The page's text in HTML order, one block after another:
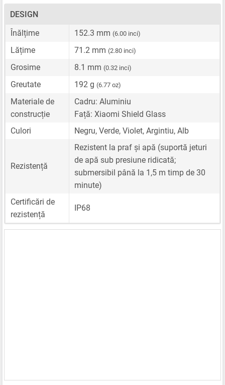
DESIGN
Înălțime
152.3 mm (6.00 inci)
Lățime 71.2 mm (2.80 inci)
Grosime 8.1 mm (0.32 inci)
Greutate 192 g (6.77 oz)
Materiale de
construcție
Cadru: Aluminiu
Față: Xiaomi Shield Glass
Culori
Negru, Verde, Violet, Argintiu, Alb
Rezistență
Rezistent la praf și apă (suportă jeturi
de apă sub presiune ridicată;
submersibil până la 1,5 m timp de 30
minute)
Certificări de
rezistență
IP68